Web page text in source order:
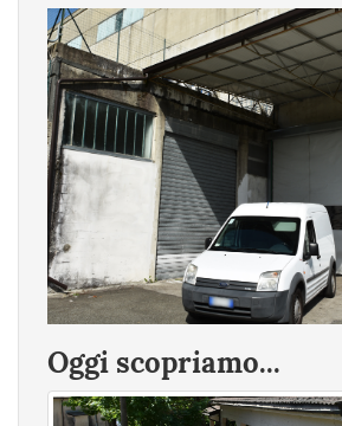
Oggi scopriamo...